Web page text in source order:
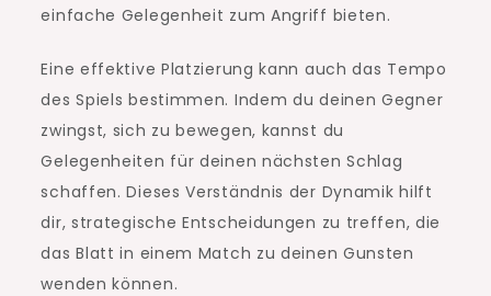
einfache Gelegenheit zum Angriff bieten.
Eine effektive Platzierung kann auch das Tempo
des Spiels bestimmen. Indem du deinen Gegner
zwingst, sich zu bewegen, kannst du
Gelegenheiten für deinen nächsten Schlag
schaffen. Dieses Verständnis der Dynamik hilft
dir, strategische Entscheidungen zu treffen, die
das Blatt in einem Match zu deinen Gunsten
wenden können.